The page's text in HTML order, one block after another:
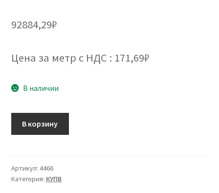
92884,29₽
Цена за метр с НДС : 171,69₽
В наличии
7эх0,35
-
В корзину
Артикул: 4466
Категория: КУПВ